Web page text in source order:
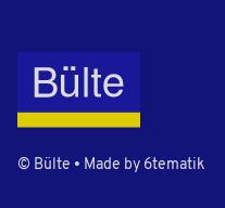
© Bülte • Made by 6tematik